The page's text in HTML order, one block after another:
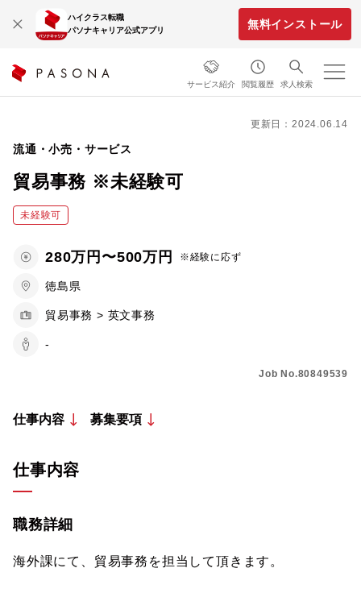
ハイクラス転職
パソナキャリア公式アプリ
無料インストール
サービス紹介 閲覧履歴 求人検索
更新日：2024.06.14
流通・小売・サービス
貿易事務 ※未経験可
未経験可
280万円〜500万円 ※経験に応ず
徳島県
貿易事務 > 英文事務
-
Job No.80849539
仕事内容 募集要項
仕事内容
職務詳細
海外課にて、貿易事務を担当して頂きます。